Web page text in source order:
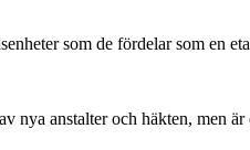
som de fördelar som en
nya anstalter och häkten, men